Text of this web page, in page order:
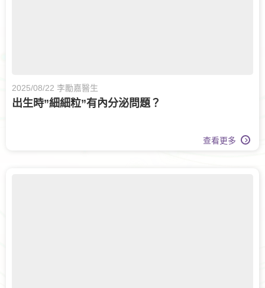
2025/08/22 李勵嘉醫生
出生時”細細粒”有內分泌問題？
查看更多